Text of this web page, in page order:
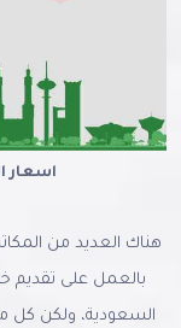
اسعار
هناك العديد من
بالعمل على تقديم
السعودية، ولكن كل